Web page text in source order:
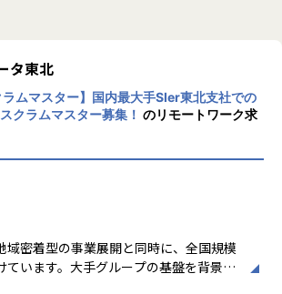
タ東北
ラムマスター】国内最大手SIer東北支社での
クラムマスター募集！ のリモートワーク求
域密着型の事業展開と同時に、全国規模
ています。⼤⼿グループの基盤を背景に